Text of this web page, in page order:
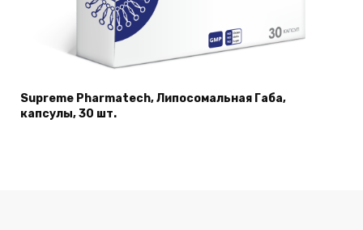
Supreme Pharmatech, Липосомальная Габа,
капсулы, 30 шт.